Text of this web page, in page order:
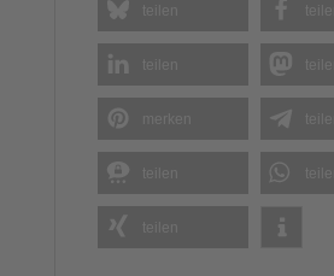
teilen teilen
teilen teilen
teilen
teilen teilen
teilen